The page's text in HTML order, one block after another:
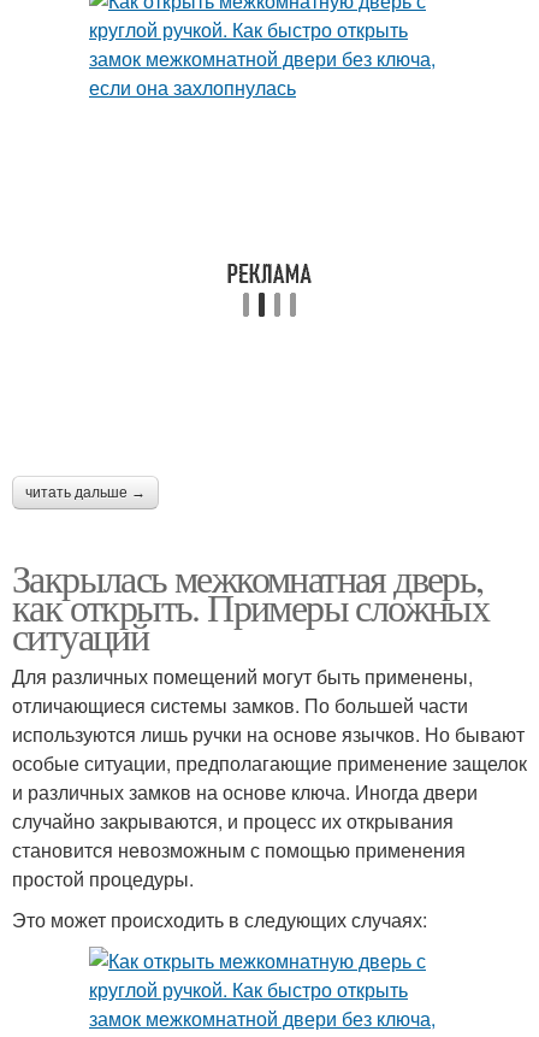
читать дальше →
Закрылась межкомнатная дверь,
как открыть. Примеры сложных
ситуаций
Для различных помещений могут быть применены,
отличающиеся системы замков. По большей части
используются лишь ручки на основе язычков. Но бывают
особые ситуации, предполагающие применение защелок
и различных замков на основе ключа. Иногда двери
случайно закрываются, и процесс их открывания
становится невозможным с помощью применения
простой процедуры.
Это может происходить в следующих случаях: